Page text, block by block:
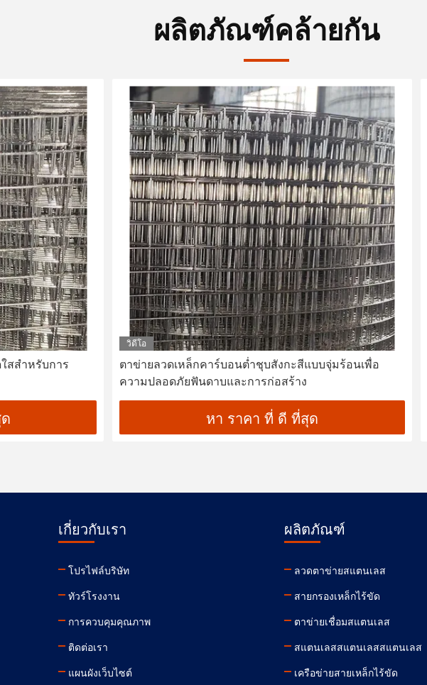
ผลิตภัณฑ์คล้ายกัน
สสำหรับการ
วิดีโอ
ตาข่ายลวดเหล็กคาร์บอนต่ำชุบสังกะสีแบบจุ่มร้อนเพื่อ
ความปลอดภัยฟันดาบและการก่อสร้าง
หา ราคา ที่ ดี ที่สุด
เกี่ยวกับเรา
โปรไฟล์บริษัท
ทัวร์โรงงาน
การควบคุมคุณภาพ
ติดต่อเรา
แผนผังเว็บไซต์
ผลิตภัณฑ์
ลวดตาข่ายสแตนเลส
สายกรองเหล็กไร้ขัด
ตาข่ายเชื่อมสแตนเลส
สแตนเลสสแตนเลสสแตนเลส
เครือข่ายสายเหล็กไร้ขัด